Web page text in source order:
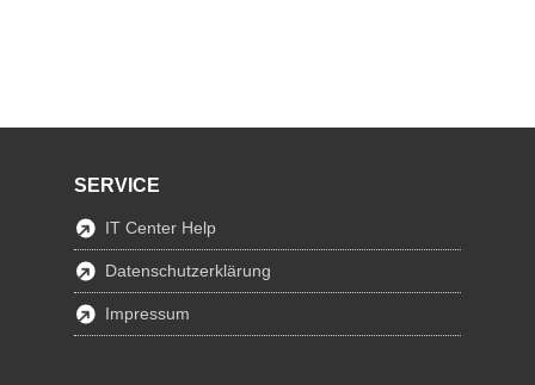
SERVICE
IT Center Help
Datenschutzerklärung
Impressum